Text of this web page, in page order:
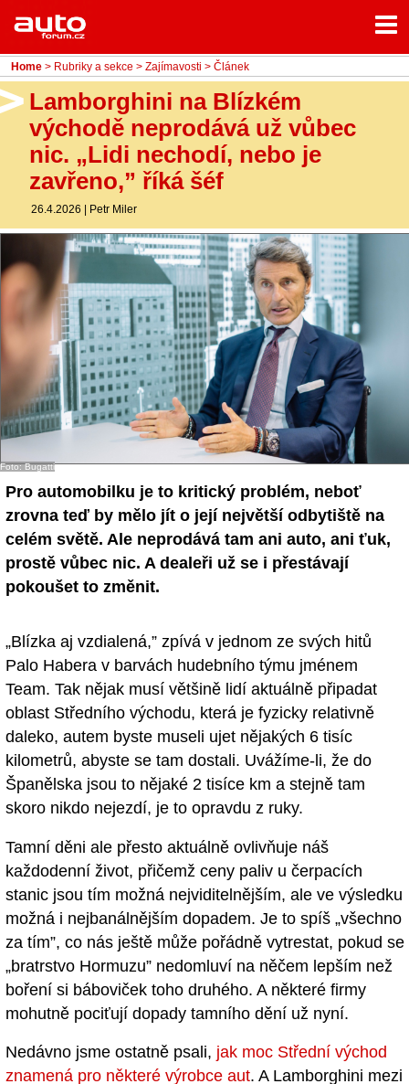
Home
Rubriky
- Testy aut
- Jízdní dojmy a další testy
- Bleskovky
- Představení
- Fascinace a historie
- Život řidiče
- Tuning
- Technika
- Zajímavosti
- Ostatní
Diskuzní fórum
Sledujte nás!
Home > Rubriky a sekce > Zajímavosti > Článek
Lamborghini na Blízkém
východě neprodává už vůbec
nic. „Lidi nechodí, nebo je
zavřeno,” říká šéf
26.4.2026 | Petr Miler
Foto: Bugatti
Pro automobilku je to kritický problém, neboť
zrovna teď by mělo jít o její největší odbytiště na
celém světě. Ale neprodává tam ani auto, ani ťuk,
prostě vůbec nic. A dealeři už se i přestávají
pokoušet to změnit.
„Blízka aj vzdialená,” zpívá v jednom ze svých hitů
Palo Habera v barvách hudebního týmu jménem
Team. Tak nějak musí většině lidí aktuálně připadat
oblast Středního východu, která je fyzicky relativně
daleko, autem byste museli ujet nějakých 6 tisíc
kilometrů, abyste se tam dostali. Uvážíme-li, že do
Španělska jsou to nějaké 2 tisíce km a stejně tam
skoro nikdo nejezdí, je to opravdu z ruky.
Tamní děni ale přesto aktuálně ovlivňuje náš
každodenní život, přičemž ceny paliv u čerpacích
stanic jsou tím možná nejviditelnějším, ale ve výsledku
možná i nejbanálnějším dopadem. Je to spíš „všechno
za tím”, co nás ještě může pořádně vytrestat, pokud se
„bratrstvo Hormuzu” nedomluví na něčem lepším než
boření si báboviček toho druhého. A některé firmy
mohutně pociťují dopady tamního dění už nyní.
Nedávno jsme ostatně psali, jak moc Střední východ
znamená pro některé výrobce aut. A Lamborghini mezi